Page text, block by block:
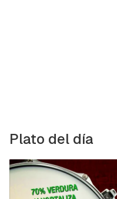
Plato del día